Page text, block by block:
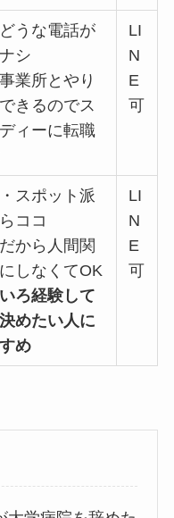
うな電話が
シ
業所とやり
きるのでス
ィーに転職
LI
N
E
可
スポット派
ココ
から 人間関
しなくてOK
ろ経験して
めたい人に
め
LI
N
E
可